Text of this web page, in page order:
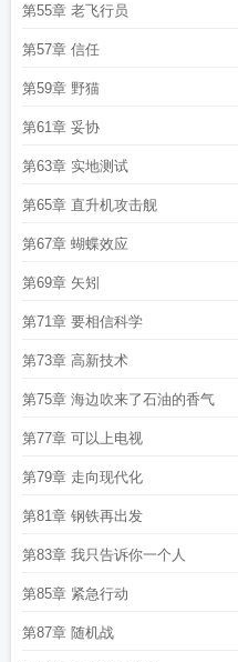
第55章 老飞行员
第57章 信任
第59章 野猫
第61章 妥协
第63章 实地测试
第65章 直升机攻击舰
第67章 蝴蝶效应
第69章 矢矧
第71章 要相信科学
第73章 高新技术
第75章 海边吹来了石油的香气
第77章 可以上电视
第79章 走向现代化
第81章 钢铁再出发
第83章 我只告诉你一个人
第85章 紧急行动
第87章 随机战